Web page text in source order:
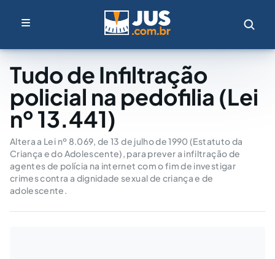
Tudo de Infiltração
policial na pedofilia (Lei
nº 13.441)
Altera a Lei nº 8.069, de 13 de julho de 1990 (Estatuto da
Criança e do Adolescente), para prever a infiltração de
agentes de polícia na internet com o fim de investigar
crimes contra a dignidade sexual de criança e de
adolescente.